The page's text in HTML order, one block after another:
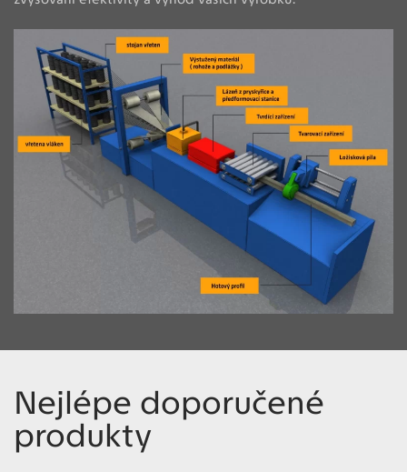
Nejlépe doporučené
produkty